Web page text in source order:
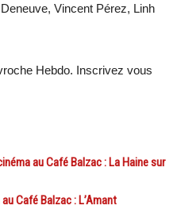
Vincent Pérez, Linh
Hebdo. Inscrivez vous
au Café Balzac : La Haine sur
au Café Balzac : L’Amant